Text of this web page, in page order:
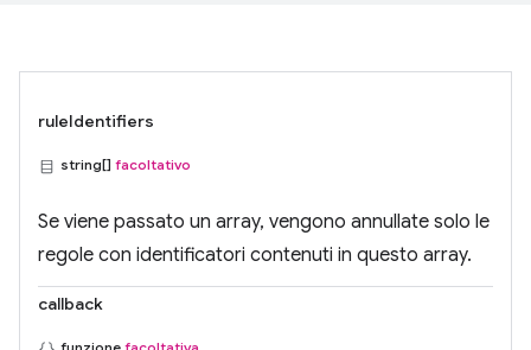
ruleIdentifiers
string[] facoltativo
Se viene passato un array, vengono annullate solo le
regole con identificatori contenuti in questo array.
callback